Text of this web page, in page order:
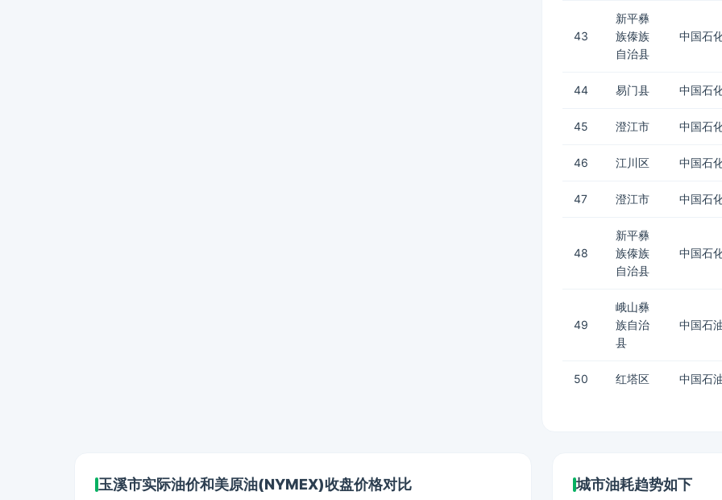
43
新平彝
族傣族
自治县
中国石
44 易门县 中国石
45 澄江市 中国石
46 江川区 中国石
47 澄江市 中国石
48
新平彝
族傣族
自治县
中国石
49
峨山彝
族自治
县
中国石
50 红塔区 中国石
玉溪市实际油价和美原油(NYMEX)收盘价格对比 城市油耗趋势如下